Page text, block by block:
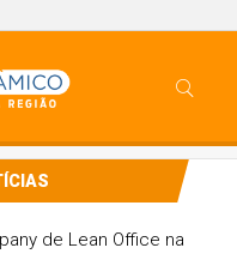
na eleição